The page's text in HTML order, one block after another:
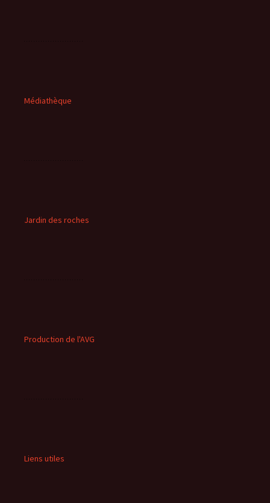
Médiathèque
Jardin des roches
Production de l'AVG
Liens utiles